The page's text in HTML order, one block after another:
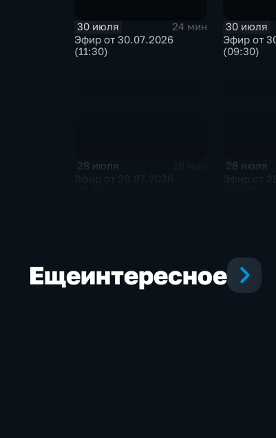
30 июля
24 мин
Эфир от 30.07.2026
(11:30)
30 июля
Эфир от
(09:30)
28 июля 28 июля
Ещеинтересное